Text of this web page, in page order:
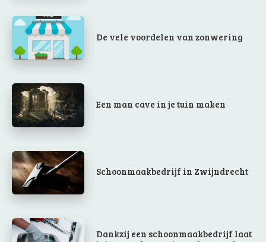
De vele voordelen van zonwering
Een man cave in je tuin maken
Schoonmaakbedrijf in Zwijndrecht
Dankzij een schoonmaakbedrijf laat